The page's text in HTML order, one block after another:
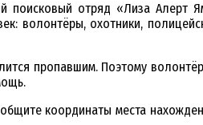
отряд «Лиза Алерт
волонтёры, охотники,
пропавшим. Поэтому
координаты места